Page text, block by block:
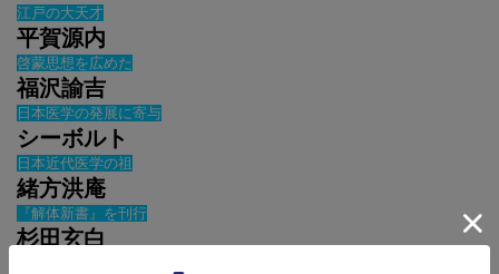
江戸の大天才
平賀源内
啓蒙思想を広めた
福沢諭吉
日本医学の発展に寄与
シーボルト
日本近代医学の祖
緒方洪庵
『解体新書』を刊行
杉田玄白